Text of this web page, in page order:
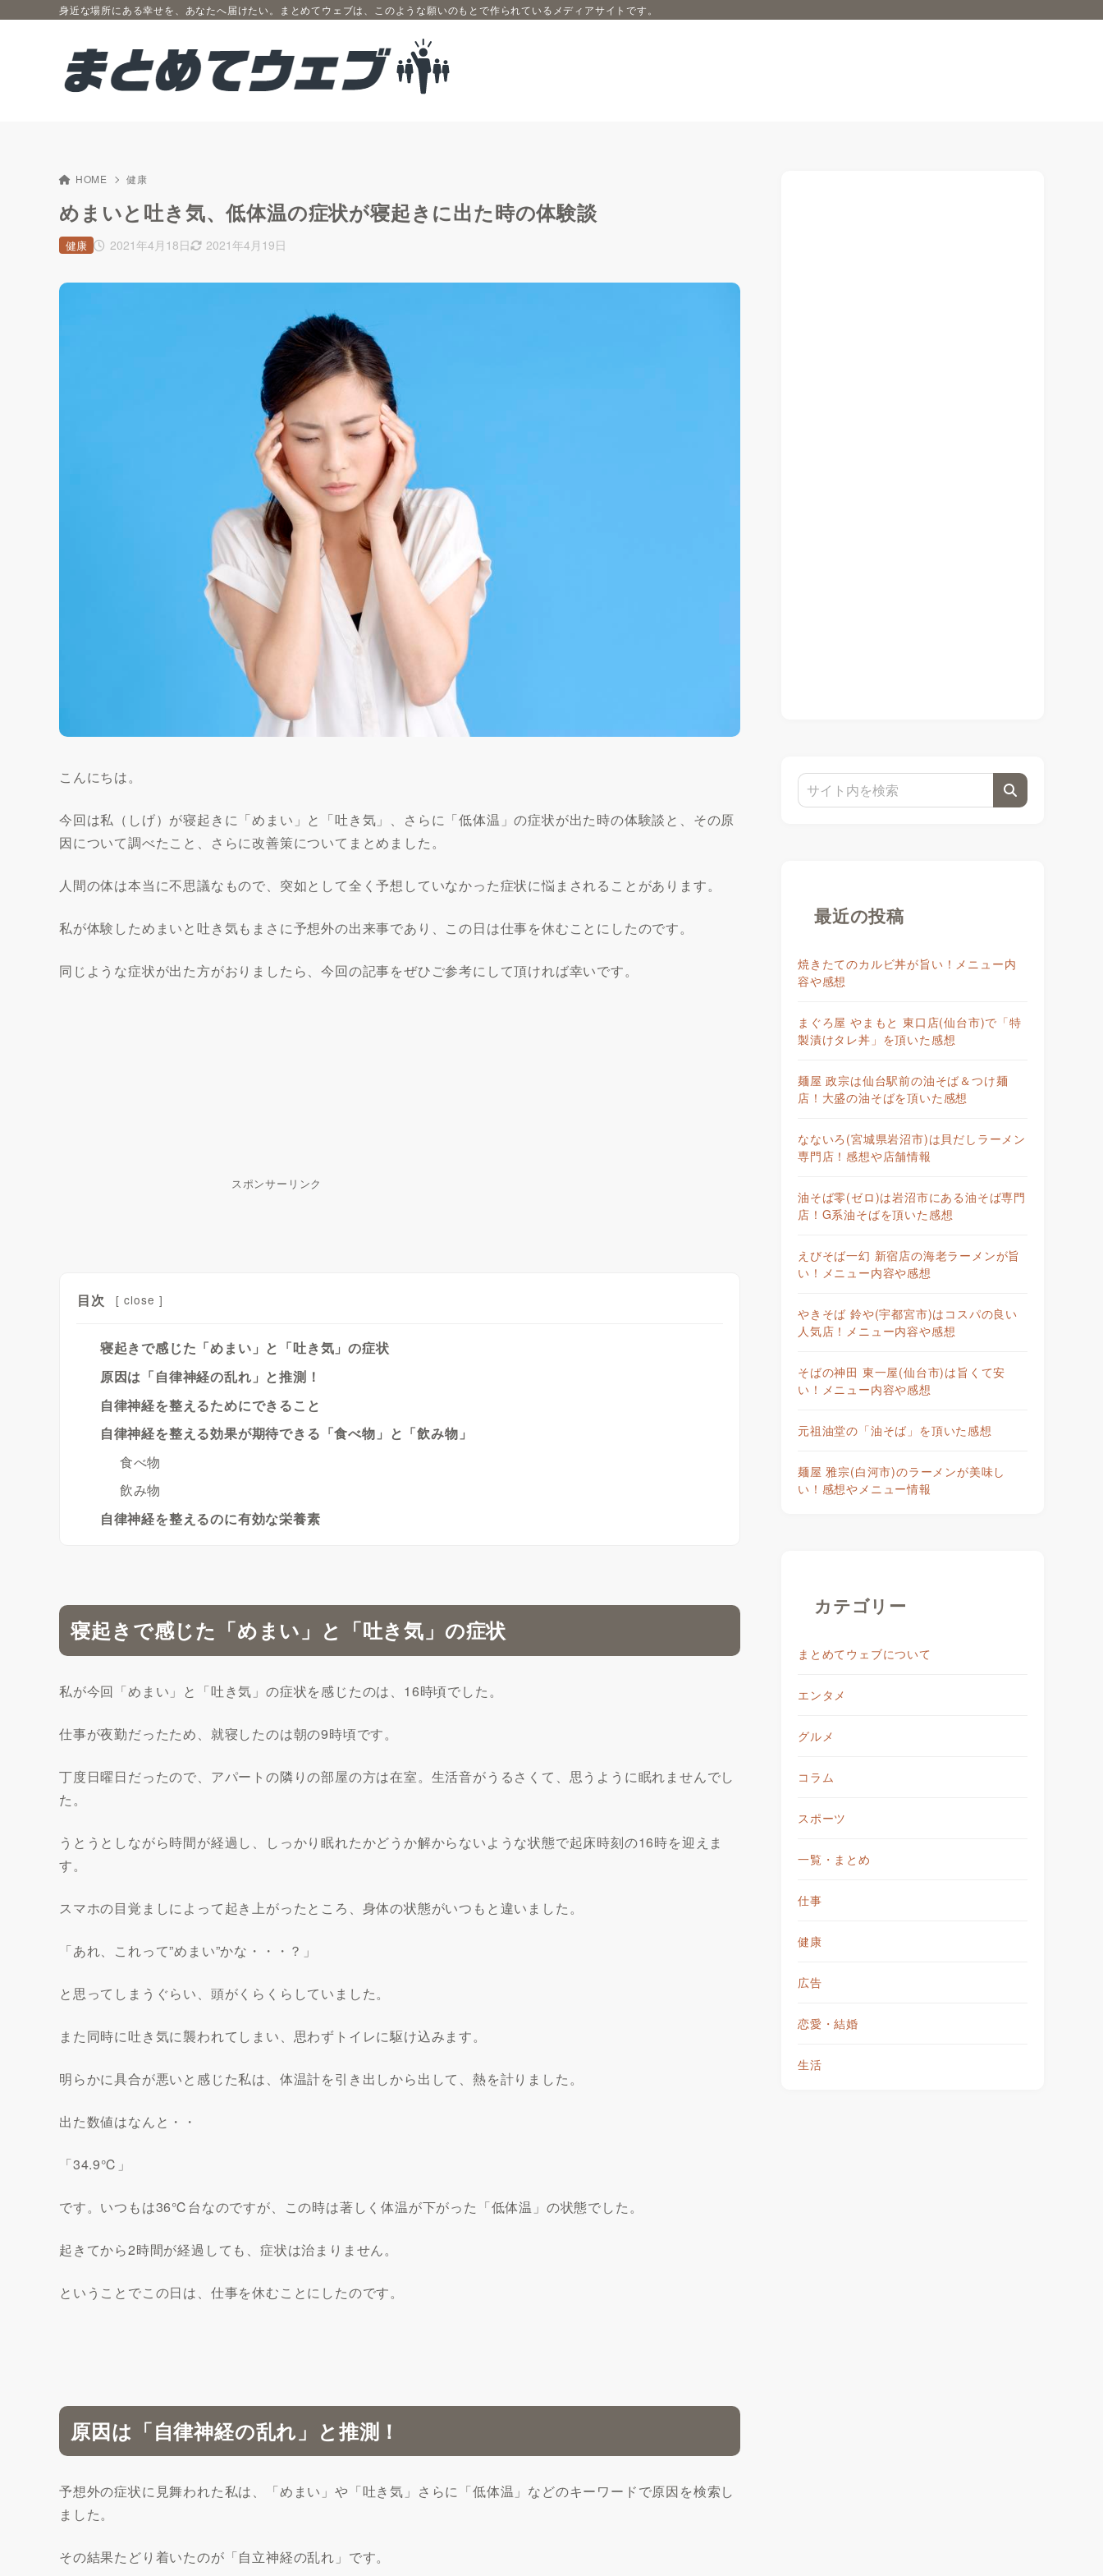
身近な場所にある幸せを、あなたへ届けたい。まとめてウェブは、このような願いのもとで作られているメディアサイトです。
HOME 健康
めまいと吐き気、低体温の症状が寝起きに出た時の体験談
2021年4月18日 2021年4月19日
健康
こんにちは。
今回は私（しげ）が寝起きに「めまい」と「吐き気」、さらに「低体温」の症状が出た時の体験談と、その原
因について調べたこと、さらに改善策についてまとめました。
人間の体は本当に不思議なもので、突如として全く予想していなかった症状に悩まされることがあります。
私が体験しためまいと吐き気もまさに予想外の出来事であり、この日は仕事を休むことにしたのです。
同じような症状が出た方がおりましたら、今回の記事をぜひご参考にして頂ければ幸いです。
スポンサーリンク
目次 [ close ]
寝起きで感じた「めまい」と「吐き気」の症状
原因は「自律神経の乱れ」と推測！
自律神経を整えるためにできること
自律神経を整える効果が期待できる「食べ物」と「飲み物」
食べ物
飲み物
自律神経を整えるのに有効な栄養素
寝起きで感じた「めまい」と「吐き気」の症状
私が今回「めまい」と「吐き気」の症状を感じたのは、16時頃でした。
仕事が夜勤だったため、就寝したのは朝の9時頃です。
丁度日曜日だったので、アパートの隣りの部屋の方は在室。生活音がうるさくて、思うように眠れませんでし
た。
うとうとしながら時間が経過し、しっかり眠れたかどうか解からないような状態で起床時刻の16時を迎えま
す。
スマホの目覚ましによって起き上がったところ、身体の状態がいつもと違いました。
「あれ、これって”めまい”かな・・・？」
と思ってしまうぐらい、頭がくらくらしていました。
また同時に吐き気に襲われてしまい、思わずトイレに駆け込みます。
明らかに具合が悪いと感じた私は、体温計を引き出しから出して、熱を計りました。
出た数値はなんと・・
「34.9℃」
です。いつもは36℃台なのですが、この時は著しく体温が下がった「低体温」の状態でした。
起きてから2時間が経過しても、症状は治まりません。
ということでこの日は、仕事を休むことにしたのです。
原因は「自律神経の乱れ」と推測！
予想外の症状に見舞われた私は、「めまい」や「吐き気」さらに「低体温」などのキーワードで原因を検索し
ました。
その結果たどり着いたのが「自立神経の乱れ」です。
最近の投稿
焼きたてのカルビ丼が旨い！メニュー内
容や感想
まぐろ屋 やまもと 東口店(仙台市)で「特
製漬けタレ丼」を頂いた感想
麺屋 政宗は仙台駅前の油そば＆つけ麺
店！大盛の油そばを頂いた感想
なないろ(宮城県岩沼市)は貝だしラーメン
専門店！感想や店舗情報
油そば零(ゼロ)は岩沼市にある油そば専門
店！G系油そばを頂いた感想
えびそば一幻 新宿店の海老ラーメンが旨
い！メニュー内容や感想
やきそば 鈴や(宇都宮市)はコスパの良い
人気店！メニュー内容や感想
そばの神田 東一屋(仙台市)は旨くて安
い！メニュー内容や感想
元祖油堂の「油そば」を頂いた感想
麺屋 雅宗(白河市)のラーメンが美味し
い！感想やメニュー情報
カテゴリー
まとめてウェブについて
エンタメ
グルメ
コラム
スポーツ
一覧・まとめ
仕事
健康
広告
恋愛・結婚
生活